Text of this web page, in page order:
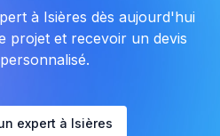
à Isières dès aujourd'hui
projet et recevoir un devis
expert à Isières